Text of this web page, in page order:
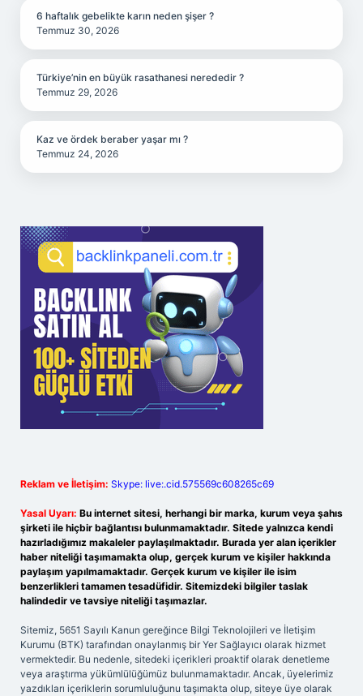
6 haftalık gebelikte karın neden şişer ?
Temmuz 30, 2026
Türkiye’nin en büyük rasathanesi nerededir ?
Temmuz 29, 2026
Kaz ve ördek beraber yaşar mı ?
Temmuz 24, 2026
Reklam ve İletişim: Skype: live:.cid.575569c608265c69
Yasal Uyarı: Bu internet sitesi, herhangi bir marka, kurum veya şahıs
şirketi ile hiçbir bağlantısı bulunmamaktadır. Sitede yalnızca kendi
hazırladığımız makaleler paylaşılmaktadır. Burada yer alan içerikler
haber niteliği taşımamakta olup, gerçek kurum ve kişiler hakkında
paylaşım yapılmamaktadır. Gerçek kurum ve kişiler ile isim
benzerlikleri tamamen tesadüfidir. Sitemizdeki bilgiler taslak
halindedir ve tavsiye niteliği taşımazlar.
Sitemiz, 5651 Sayılı Kanun gereğince Bilgi Teknolojileri ve İletişim
Kurumu (BTK) tarafından onaylanmış bir Yer Sağlayıcı olarak hizmet
vermektedir. Bu nedenle, sitedeki içerikleri proaktif olarak denetleme
veya araştırma yükümlülüğümüz bulunmamaktadır. Ancak, üyelerimiz
yazdıkları içeriklerin sorumluluğunu taşımakta olup, siteye üye olarak